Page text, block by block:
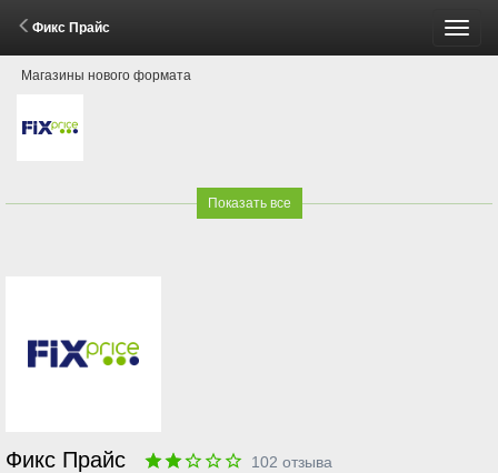
Фикс Прайс
Магазины нового формата
Показать все
Фикс Прайс 102 отзыва